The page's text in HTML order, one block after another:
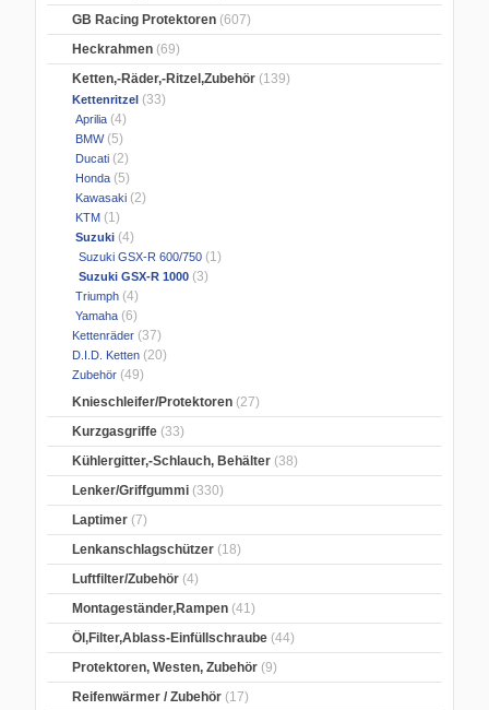
GB Racing Protektoren (607)
Heckrahmen (69)
Ketten,-Räder,-Ritzel,Zubehör (139)
Kettenritzel (33)
Aprilia (4)
BMW(5)
Ducati (2)
Honda (5)
Kawasaki (2)
KTM (1)
Suzuki (4)
Suzuki GSX-R 600/750 (1)
Suzuki GSX-R 1000 (3)
Triumph (4)
Yamaha (6)
Kettenräder (37)
D.I.D. Ketten (20)
Zubehör (49)
Knieschleifer/Protektoren (27)
Kurzgasgriffe (33)
Kühlergitter,-Schlauch, Behälter (38)
Lenker/Griffgummi (330)
Laptimer (7)
Lenkanschlagschützer (18)
Luftfilter/Zubehör (4)
Montageständer,Rampen (41)
Öl,Filter,Ablass-Einfüllschraube (44)
Protektoren, Westen, Zubehör (9)
Reifenwärmer / Zubehör (17)